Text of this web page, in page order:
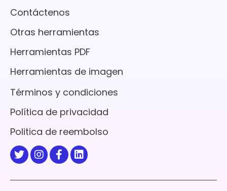
Contáctenos
Otras herramientas
Herramientas PDF
Herramientas de imagen
Términos y condiciones
Política de privacidad
Politica de reembolso